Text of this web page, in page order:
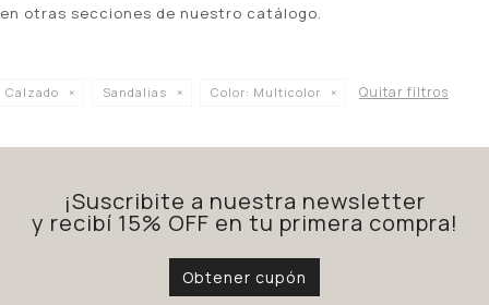
en otras secciones de nuestro catálogo.
Calzado Sandalias Color: Multicolor Quitar filtros
¡Suscribite a nuestra newsletter
y recibí 15% OFF en tu primera compra!
Obtener cupón